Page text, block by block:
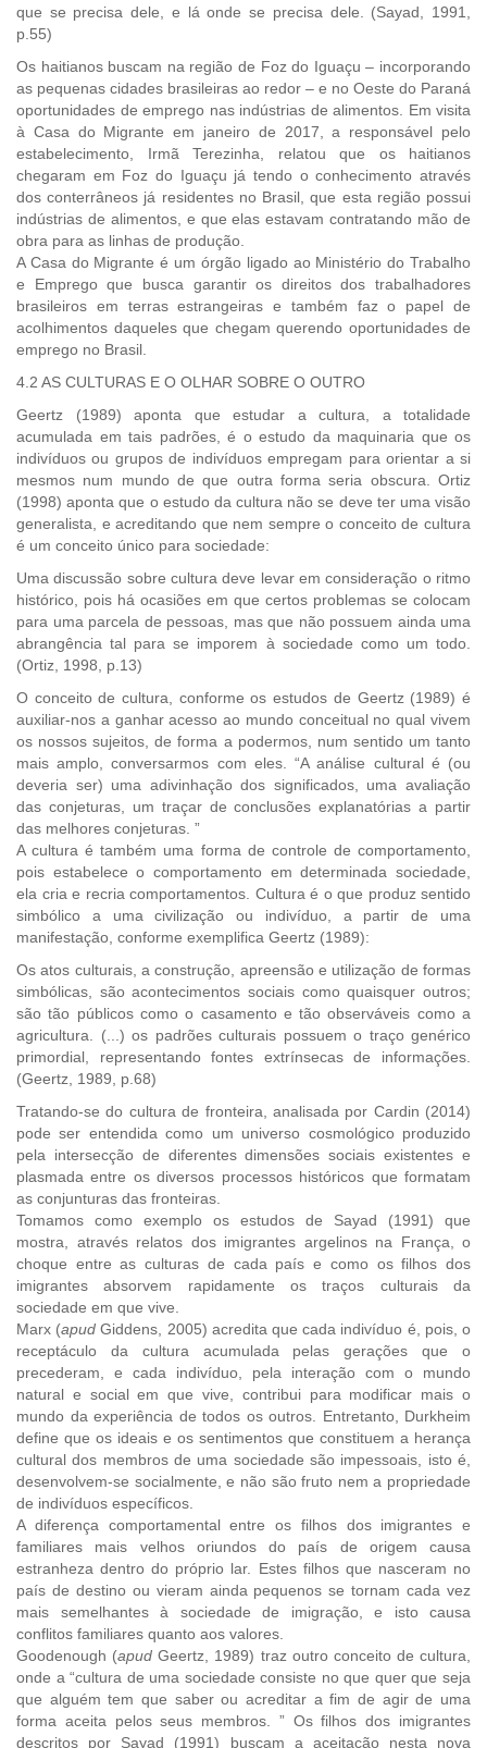
que se precisa dele, e lá onde se precisa dele. (Sayad, 1991,
p.55)
Os haitianos buscam na região de Foz do Iguaçu – incorporando
as pequenas cidades brasileiras ao redor – e no Oeste do Paraná
oportunidades de emprego nas indústrias de alimentos. Em visita
à Casa do Migrante em janeiro de 2017, a responsável pelo
estabelecimento, Irmã Terezinha, relatou que os haitianos
chegaram em Foz do Iguaçu já tendo o conhecimento através
dos conterrâneos já residentes no Brasil, que esta região possui
indústrias de alimentos, e que elas estavam contratando mão de
obra para as linhas de produção.
A Casa do Migrante é um órgão ligado ao Ministério do Trabalho
e Emprego que busca garantir os direitos dos trabalhadores
brasileiros em terras estrangeiras e também faz o papel de
acolhimentos daqueles que chegam querendo oportunidades de
emprego no Brasil.
4.2 AS CULTURAS E O OLHAR SOBRE O OUTRO
Geertz (1989) aponta que estudar a cultura, a totalidade
acumulada em tais padrões, é o estudo da maquinaria que os
indivíduos ou grupos de indivíduos empregam para orientar a si
mesmos num mundo de que outra forma seria obscura. Ortiz
(1998) aponta que o estudo da cultura não se deve ter uma visão
generalista, e acreditando que nem sempre o conceito de cultura
é um conceito único para sociedade:
Uma discussão sobre cultura deve levar em consideração o ritmo
histórico, pois há ocasiões em que certos problemas se colocam
para uma parcela de pessoas, mas que não possuem ainda uma
abrangência tal para se imporem à sociedade como um todo.
(Ortiz, 1998, p.13)
O conceito de cultura, conforme os estudos de Geertz (1989) é
auxiliar-nos a ganhar acesso ao mundo conceitual no qual vivem
os nossos sujeitos, de forma a podermos, num sentido um tanto
mais amplo, conversarmos com eles. “A análise cultural é (ou
deveria ser) uma adivinhação dos significados, uma avaliação
das conjeturas, um traçar de conclusões explanatórias a partir
das melhores conjeturas. ”
A cultura é também uma forma de controle de comportamento,
pois estabelece o comportamento em determinada sociedade,
ela cria e recria comportamentos. Cultura é o que produz sentido
simbólico a uma civilização ou indivíduo, a partir de uma
manifestação, conforme exemplifica Geertz (1989):
Os atos culturais, a construção, apreensão e utilização de formas
simbólicas, são acontecimentos sociais como quaisquer outros;
são tão públicos como o casamento e tão observáveis como a
agricultura. (...) os padrões culturais possuem o traço genérico
primordial, representando fontes extrínsecas de informações.
(Geertz, 1989, p.68)
Tratando-se do cultura de fronteira, analisada por Cardin (2014)
pode ser entendida como um universo cosmológico produzido
pela intersecção de diferentes dimensões sociais existentes e
plasmada entre os diversos processos históricos que formatam
as conjunturas das fronteiras.
Tomamos como exemplo os estudos de Sayad (1991) que
mostra, através relatos dos imigrantes argelinos na França, o
choque entre as culturas de cada país e como os filhos dos
imigrantes absorvem rapidamente os traços culturais da
sociedade em que vive.
Marx (apud Giddens, 2005) acredita que cada indivíduo é, pois, o
receptáculo da cultura acumulada pelas gerações que o
precederam, e cada indivíduo, pela interação com o mundo
natural e social em que vive, contribui para modificar mais o
mundo da experiência de todos os outros. Entretanto, Durkheim
define que os ideais e os sentimentos que constituem a herança
cultural dos membros de uma sociedade são impessoais, isto é,
desenvolvem-se socialmente, e não são fruto nem a propriedade
de indivíduos específicos.
A diferença comportamental entre os filhos dos imigrantes e
familiares mais velhos oriundos do país de origem causa
estranheza dentro do próprio lar. Estes filhos que nasceram no
país de destino ou vieram ainda pequenos se tornam cada vez
mais semelhantes à sociedade de imigração, e isto causa
conflitos familiares quanto aos valores.
Goodenough (apud Geertz, 1989) traz outro conceito de cultura,
onde a “cultura de uma sociedade consiste no que quer que seja
que alguém tem que saber ou acreditar a fim de agir de uma
forma aceita pelos seus membros. ” Os filhos dos imigrantes
descritos por Sayad (1991) buscam a aceitação nesta nova